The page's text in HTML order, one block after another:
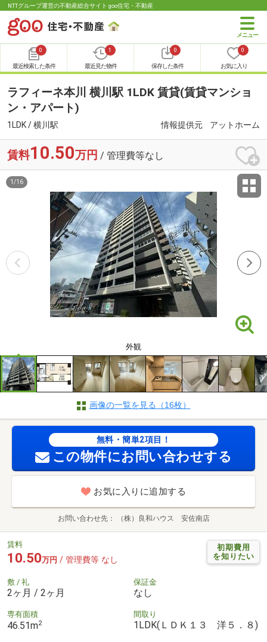
NTTグループ運営の不動産総合サイト goo住宅・不動産
0
最近検索した条件
1
最近見た物件
0
保存した条件
0
お気に入り
ラフィーネ本川 横川駅 1LDK 賃貸(賃貸マンショ
ン・アパート)
1LDK / 横川駅 情報提供元 アットホーム
賃料10.50万円 / 管理費等なし
外観
1 /16
画像の一覧を見る（16枚）
無料・簡単2項目！
この物件にお問い合わせする
お気に入りに追加する
お問い合わせ先 （株）良和ハウス 安佐南店
初期費用
を知りたい
賃料
10.50万円 / 管理費等 なし
敷 / 礼
2ヶ月 / 2ヶ月
保証金
なし
専有面積
46.51m2
間取り
1LDK(ＬＤＫ１３ 洋５．８)